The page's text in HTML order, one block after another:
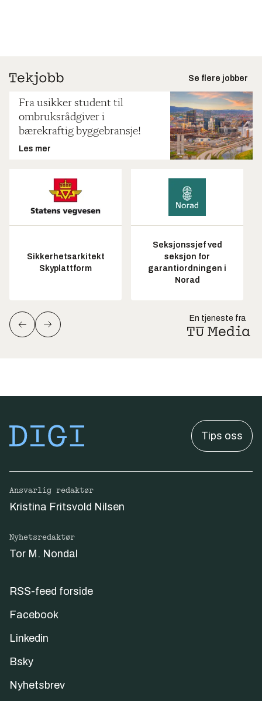
Se flere jobber
Fra usikker student til
ombruksrådgiver i
bærekraftig byggebransje!
Les mer
Sikkerhetsarkitekt
Skyplattform
Seksjonssjef ved
seksjon for
garantiordningen i
Norad
En tjeneste fra
Tips oss
Ansvarlig redaktør
Kristina Fritsvold Nilsen
Nyhetsredaktør
Tor M. Nondal
RSS-feed forside
Facebook
Linkedin
Bsky
Nyhetsbrev